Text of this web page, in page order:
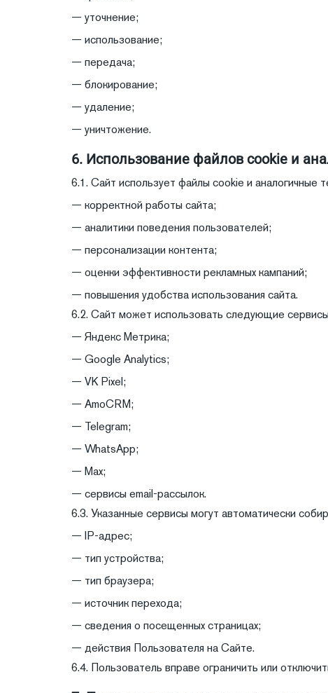
— уточнение;
— использование;
— передача;
— блокирование;
— удаление;
— уничтожение.
6. Использование файлов cookie и
6.1. Сайт использует файлы cookie и аналогичные
— корректной работы сайта;
— аналитики поведения пользователей;
— персонализации контента;
— оценки эффективности рекламных кампаний;
— повышения удобства использования сайта.
6.2. Сайт может использовать следующие
— Яндекс Метрика;
— Google Analytics;
— VK Pixel;
— AmoCRM;
— Telegram;
— WhatsApp;
— Max;
— сервисы email-рассылок.
6.3. Указанные сервисы могут автоматически
— IP-адрес;
— тип устройства;
— тип браузера;
— источник перехода;
— сведения о посещенных страницах;
— действия Пользователя на Сайте.
6.4. Пользователь вправе ограничить или